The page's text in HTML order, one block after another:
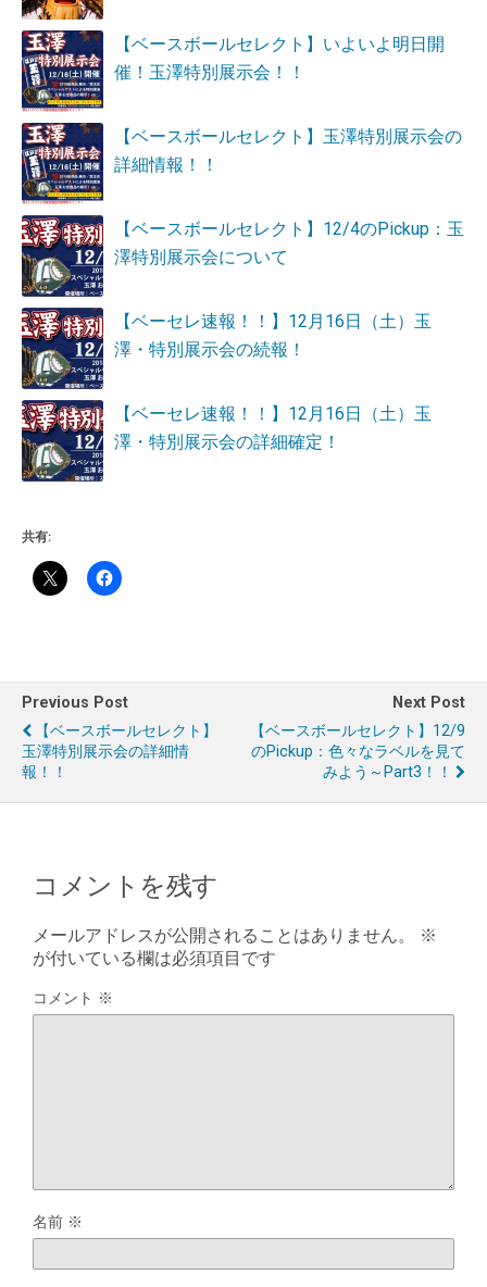
【ベースボールセレクト】いよいよ明日開
催！玉澤特別展示会！！
【ベースボールセレクト】玉澤特別展示会の
詳細情報！！
【ベースボールセレクト】12/4のPickup：玉
澤特別展示会について
【ベーセレ速報！！】12月16日（土）玉
澤・特別展示会の続報！
【ベーセレ速報！！】12月16日（土）玉
澤・特別展示会の詳細確定！
共有:
Previous Post
【ベースボールセレクト】
玉澤特別展示会の詳細情
報！！
Next Post
【ベースボールセレクト】12/9
のPickup：色々なラベルを見て
みよう～Part3！！
コメントを残す
メールアドレスが公開されることはありません。
※
が付いている欄は必須項目です
コメント ※
名前 ※